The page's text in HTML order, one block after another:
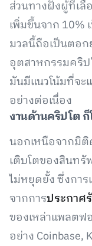
ส่วนทางฝั่งผู้ที่เลื
เพิ่มขึ้นจาก 10%
มวลนี้ถือเป็นตอก
อุตสาหกรรมคริป
มันมีแนวโน้มที่จ
อย่างต่อเนื่อง
งานด้านคริปโต
นอกเหนือจากมิติ
เติบโตของสินทรั
ไม่หยุดยั้ง ซึ่งการ
จากการประกาศ
ของเหล่าแพลตฟ
อย่าง Coinbase,